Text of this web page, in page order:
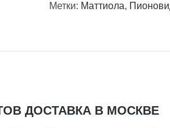
Метки: Маттиола,
ДОСТАВКА В МОСКВЕ